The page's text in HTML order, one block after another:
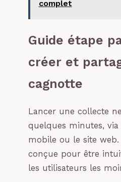
complet
Guide étape
créer et
cagnotte
Lancer une collecte
quelques minutes, via
mobile ou le site
conçue pour être
les utilisateurs les